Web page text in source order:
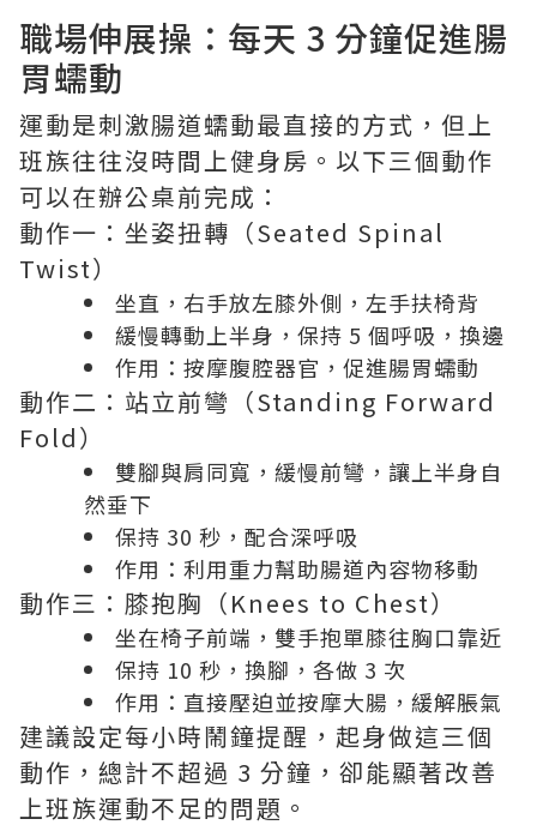
職場伸展操：每天 3 分鐘促進腸
胃蠕動
運動是刺激腸道蠕動最直接的方式，但上
班族往往沒時間上健身房。以下三個動作
可以在辦公桌前完成：
動作一：坐姿扭轉（Seated Spinal
Twist）
坐直，右手放左膝外側，左手扶椅背
緩慢轉動上半身，保持 5 個呼吸，換邊
作用：按摩腹腔器官，促進腸胃蠕動
動作二：站立前彎（Standing Forward
Fold）
雙腳與肩同寬，緩慢前彎，讓上半身自
然垂下
保持 30 秒，配合深呼吸
作用：利用重力幫助腸道內容物移動
動作三：膝抱胸（Knees to Chest）
坐在椅子前端，雙手抱單膝往胸口靠近
保持 10 秒，換腳，各做 3 次
作用：直接壓迫並按摩大腸，緩解脹氣
建議設定每小時鬧鐘提醒，起身做這三個
動作，總計不超過 3 分鐘，卻能顯著改善
上班族運動不足的問題。